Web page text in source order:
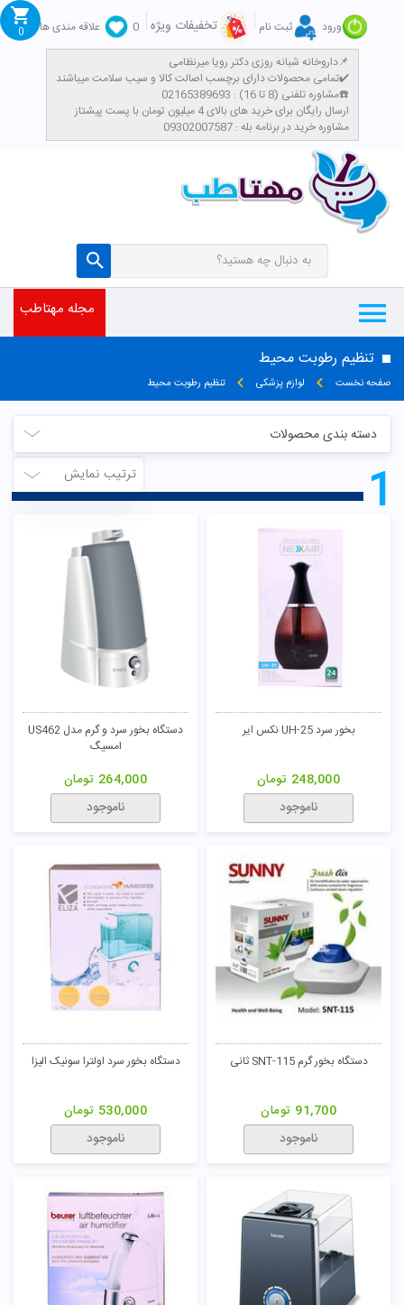
ورود ثبت نام تخفیفات ویژه 0
علاقه مندی ها
داروخانه شبانه روزی دکتر رویا میرنظامی📌
تمامی محصولات دارای برچسب اصالت کالا و سیب سلامت میباشند✔️
مشاوره تلفنی (8 تا 16) : 02165389693☎️
​ارسال رایگان برای خرید های بالای 4 میلیون تومان با پست پیشتاز
مشاوره خرید در برنامه بله : 09302007587
0
مجله مهتاطب
تنظیم رطوبت محیط
صفحه نخست لوازم پزشکی تنظیم رطوبت محیط
دسته بندی محصولات
ترتیب نمایش
1
بخور سرد UH-25 نکس ایر
248,000 تومان
ناموجود
دستگاه بخور سرد و گرم مدل US462
امسیگ
264,000 تومان
ناموجود
دستگاه بخور گرم SNT-115 ثانی
91,700 تومان
ناموجود
دستگاه بخور سرد اولترا سونیک الیزا
530,000 تومان
ناموجود
تومان